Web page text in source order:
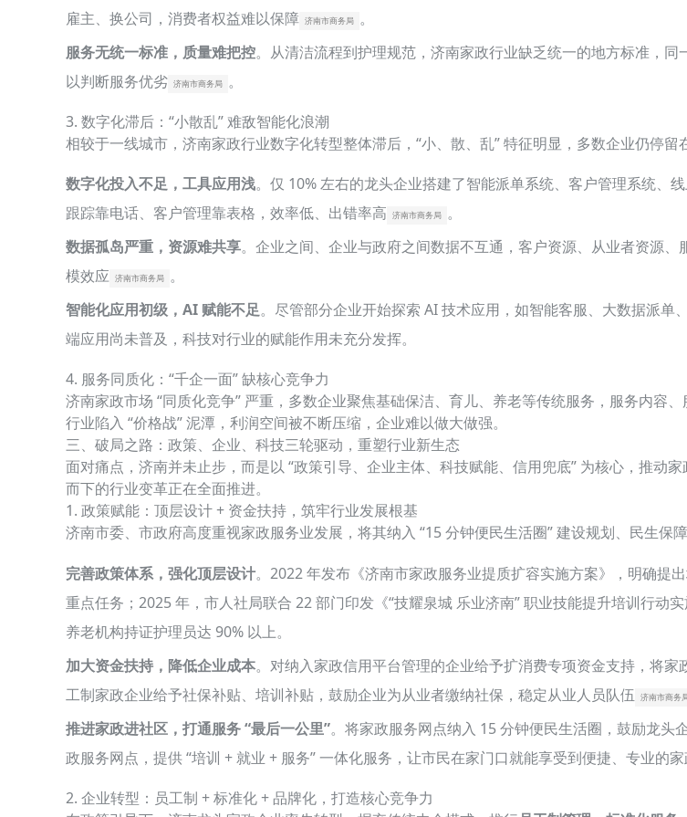
雇主、换公司，消费者权益难以保障 济南市商务局 。
服务无统一标准，质量难把控。从清洁流程到护理规范，济南家政行业缺乏统一的地方标准，
以判断服务优劣 济南市商务局 。
3. 数字化滞后：“小散乱” 难敌智能化浪潮
相较于一线城市，济南家政行业数字化转型整体滞后，“小、散、乱” 特征明显，多数企业仍停留
数字化投入不足，工具应用浅。仅 10% 左右的龙头企业搭建了智能派单系统、客户管理系统、
跟踪靠电话、客户管理靠表格，效率低、出错率高 济南市商务局 。
数据孤岛严重，资源难共享。企业之间、企业与政府之间数据不互通，客户资源、从业者资源
模效应 济南市商务局 。
智能化应用初级，AI 赋能不足。尽管部分企业开始探索 AI 技术应用，如智能客服、大数据派
端应用尚未普及，科技对行业的赋能作用未充分发挥。
4. 服务同质化：“千企一面” 缺核心竞争力
济南家政市场 “同质化竞争” 严重，多数企业聚焦基础保洁、育儿、养老等传统服务，服务内容
行业陷入 “价格战” 泥潭，利润空间被不断压缩，企业难以做大做强。
三、破局之路：政策、企业、科技三轮驱动，重塑行业新生态
面对痛点，济南并未止步，而是以 “政策引导、企业主体、科技赋能、信用兜底” 为核心，推动
而下的行业变革正在全面推进。
1. 政策赋能：顶层设计 + 资金扶持，筑牢行业发展根基
济南市委、市政府高度重视家政服务业发展，将其纳入 “15 分钟便民生活圈” 建设规划、民生
完善政策体系，强化顶层设计。2022 年发布《济南市家政服务业提质扩容实施方案》，明确提
重点任务；2025 年，市人社局联合 22 部门印发《“技耀泉城 乐业济南” 职业技能提升培训行
养老机构持证护理员达 90% 以上。
加大资金扶持，降低企业成本。对纳入家政信用平台管理的企业给予扩消费专项资金支持，将
工制家政企业给予社保补贴、培训补贴，鼓励企业为从业者缴纳社保，稳定从业人员队伍 济南市商务
推进家政进社区，打通服务 “最后一公里”。将家政服务网点纳入 15 分钟便民生活圈，鼓励龙
政服务网点，提供 “培训 + 就业 + 服务” 一体化服务，让市民在家门口就能享受到便捷、专业的
2. 企业转型：员工制 + 标准化 + 品牌化，打造核心竞争力